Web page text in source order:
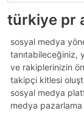
türkiye pr
sosyal medya
tanıtabileceğiniz,
ve rakiplerinizin
takipçi kitlesi
sosyal medya
medya